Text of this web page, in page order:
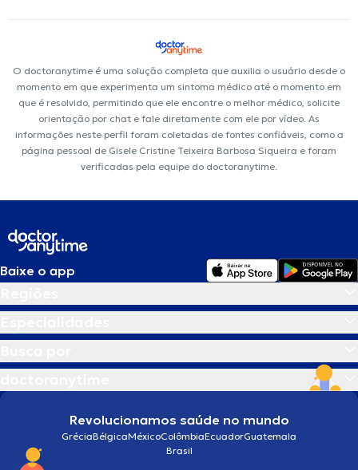
O doctoranytime é uma solução completa que auxilia o usuário desde o
momento em que experimenta um sintoma médico até o momento em
que é resolvido, permitindo que ele encontre o melhor médico, solicite
orientação por chat e fale diretamente com ele por vídeo. As
informações neste perfil foram coletadas de fontes confiáveis, como a
página pessoal de Gisele Cristine Teixeira Barbosa Siqueira e foram
verificadas pela equipe do doctoranytime.
Baixe o app
Revolucionamos saúde no mundo
GréciaBélgicaMéxicoColômbiaEcuadorGuatemala
Brasil